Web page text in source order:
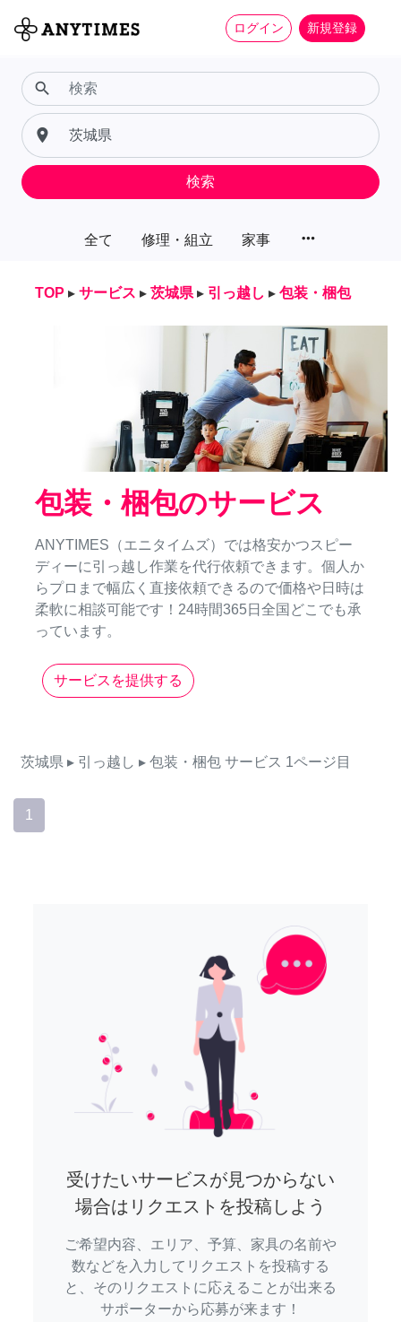
ログイン 新規登録
全て 修理・組立 家事 more_horiz
search
place
検索
TOP ▸ サービス ▸ 茨城県 ▸ 引っ越し ▸ 包装・梱包
包装・梱包のサービス
ANYTIMES（エニタイムズ）では格安かつスピー
ディーに引っ越し作業を代行依頼できます。個人か
らプロまで幅広く直接依頼できるので価格や日時は
柔軟に相談可能です！24時間365日全国どこでも承
っています。
サービスを提供する
茨城県 ▸ 引っ越し ▸ 包装・梱包 サービス 1ページ目
1
受けたいサービスが見つからない
場合はリクエストを投稿しよう
ご希望内容、エリア、予算、家具の名前や
数などを入力してリクエストを投稿する
と、そのリクエストに応えることが出来る
サポーターから応募が来ます！